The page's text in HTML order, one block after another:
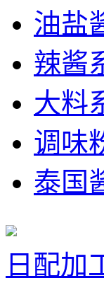
油盐
辣酱
大料
调味
泰国
日配加